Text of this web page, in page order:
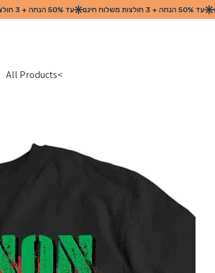
>
All Products